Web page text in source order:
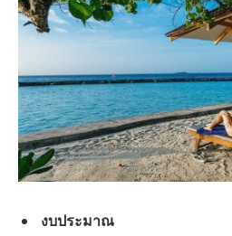
งบประมาณ